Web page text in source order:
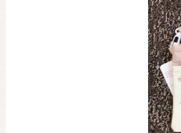
おたのしみコンテ
チア ジャッキーズ！